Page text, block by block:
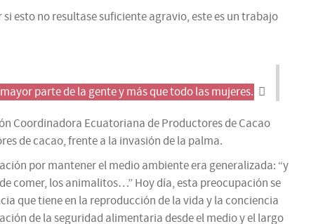
esto no resultase suficiente agravio, este es un trabajo
parte de la gente y más que todo las mujeres.
Coordinadora Ecuatoriana de Productores de Cacao
de cacao, frente a la invasión de la palma.
por mantener el medio ambiente era generalizada: “y
comer, los animalitos…” Hoy día, esta preocupación se
que tiene en la reproducción de la vida y la conciencia
de la seguridad alimentaria desde el medio y el largo